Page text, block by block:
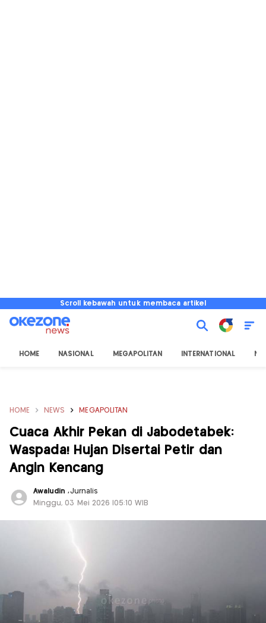
Scroll kebawah untuk membaca artikel
HOME NASIONAL MEGAPOLITAN INTERNATIONAL
HOME NEWS MEGAPOLITAN
Cuaca Akhir Pekan di Jabodetabek:
Waspada! Hujan Disertai Petir dan
Angin Kencang
Awaludin,Jurnalis
Minggu, 03 Mei 2026 |05:10 WIB